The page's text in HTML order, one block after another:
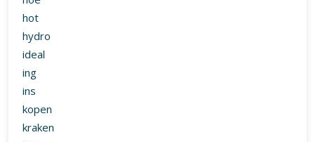
hot
hydro
ideal
ing
ins
kopen
kraken